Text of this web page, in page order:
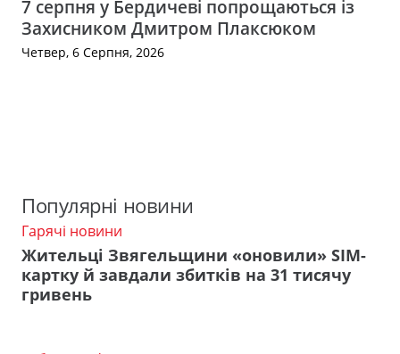
7 серпня у Бердичеві попрощаються із
Захисником Дмитром Плаксюком
Четвер, 6 Серпня, 2026
Популярні новини
Гарячі новини
Жительці Звягельщини «оновили» SIM-
картку й завдали збитків на 31 тисячу
гривень